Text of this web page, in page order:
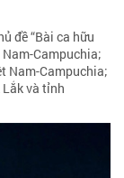
đề “Bài ca hữu
Campuchia;
Nam-Campuchia;
và tỉnh